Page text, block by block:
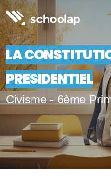
LA
PRESIDENTIEL
Civisme - 6ème